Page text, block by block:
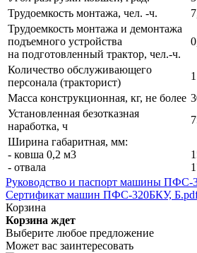
Трудоемкость монтажа, чел. -ч.
Трудоемкость монтажа и демонтажа
подъемного устройства
на подготовленный трактор, чел.-ч.
Количество обслуживающего
персонала (тракторист)
1
Масса конструкционная, кг, не более
Установленная безотказная
наработка, ч
Ширина габаритная, мм:
- ковша 0,2 м3
- отвала
Руководство и паспорт машины ПФС-
Сертификат машин ПФС-320БКУ,
Корзина
Корзина ждет
Выберите любое предложение
Может вас заинтересовать